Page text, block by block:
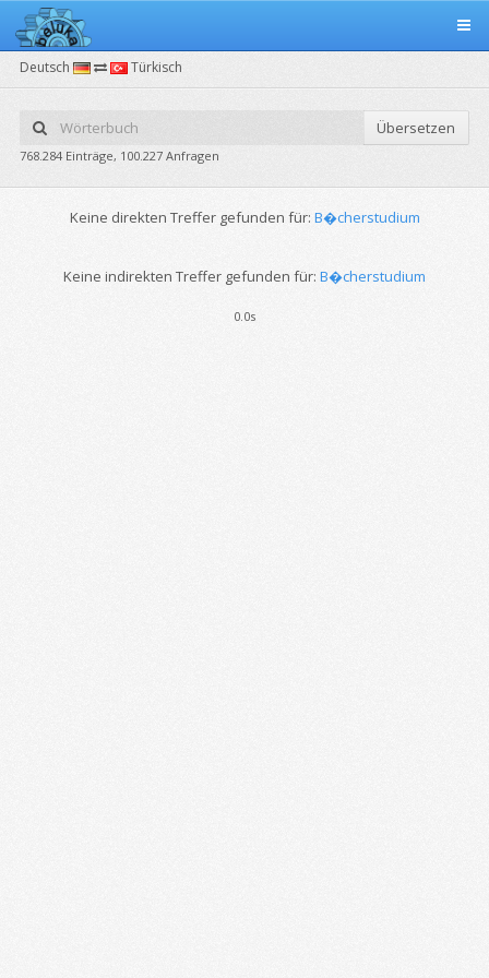
Deutsch Türkisch
Übersetzen
768.284 Einträge, 100.227 Anfragen
Keine direkten Treffer gefunden für: B�cherstudium
Keine indirekten Treffer gefunden für: B�cherstudium
0.0s